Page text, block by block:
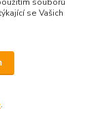
se Vašich
.